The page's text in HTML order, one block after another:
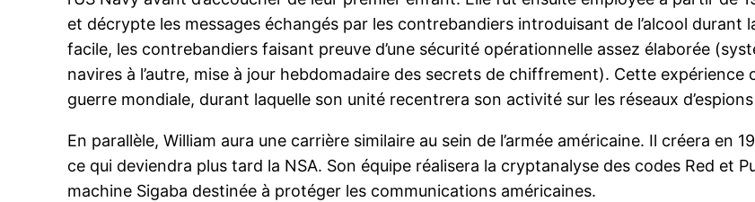
et décrypte les messages échangés par les contrebandiers introduisant de l’alcool durant
facile, les contrebandiers faisant preuve d’une sécurité opérationnelle assez élaborée
navires à l’autre, mise à jour hebdomadaire des secrets de chiffrement). Cette
guerre mondiale, durant laquelle son unité recentrera son activité sur les réseaux
En parallèle, William aura une carrière similaire au sein de l’armée américaine. Il créera en
ce qui deviendra plus tard la NSA. Son équipe réalisera la cryptanalyse des codes Red et
machine Sigaba destinée à protéger les communications américaines.